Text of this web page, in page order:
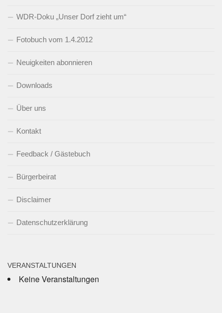
WDR-Doku „Unser Dorf zieht um“
Fotobuch vom 1.4.2012
Neuigkeiten abonnieren
Downloads
Über uns
Kontakt
Feedback / Gästebuch
Bürgerbeirat
Disclaimer
Datenschutzerklärung
VERANSTALTUNGEN
Keine Veranstaltungen